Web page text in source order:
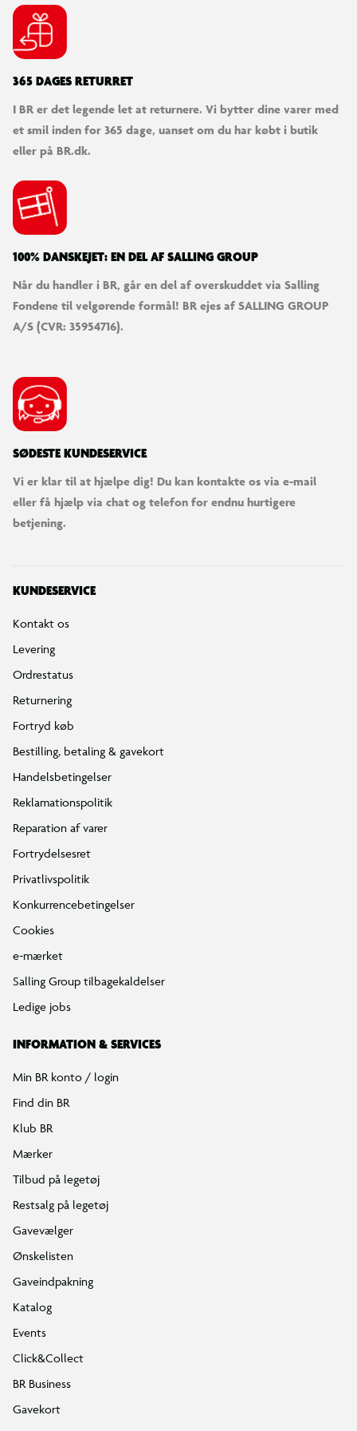
365 DAGES RETURRET
I BR er det legende let at returnere. Vi bytter dine varer med
et smil inden for 365 dage, uanset om du har købt i butik
eller på BR.dk.
100% DANSKEJET: EN DEL AF SALLING GROUP
Når du handler i BR, går en del af overskuddet via Salling
Fondene til velgørende formål! BR ejes af SALLING GROUP
A/S (CVR: 35954716).
SØDESTE KUNDESERVICE
Vi er klar til at hjælpe dig! Du kan kontakte os via e-mail
eller få hjælp via chat og telefon for endnu hurtigere
betjening.
KUNDESERVICE
Kontakt os
Levering
Ordrestatus
Returnering
Fortryd køb
Bestilling, betaling & gavekort
Handelsbetingelser
Reklamationspolitik
Reparation af varer
Fortrydelsesret
Privatlivspolitik
Konkurrencebetingelser
Cookies
e-mærket
Salling Group tilbagekaldelser
Ledige jobs
INFORMATION & SERVICES
Min BR konto / login
Find din BR
Klub BR
Mærker
Tilbud på legetøj
Restsalg på legetøj
Gavevælger
Ønskelisten
Gaveindpakning
Katalog
Events
Click&Collect
BR Business
Gavekort